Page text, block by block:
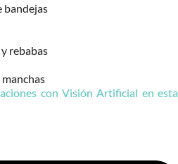
bandejas
rebabas
con Visión Artificial en esta